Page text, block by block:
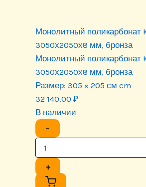
Монолитный поликарбонат
3050х2050х8 мм, бронза
Монолитный поликарбонат
3050х2050х8 мм, бронза
Размер: 305 × 205 см cm
32 140.00 ₽
В наличии
−
+